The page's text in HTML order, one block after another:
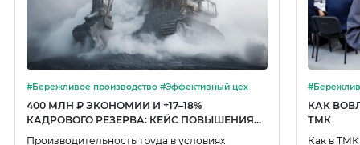
#Бережливое производство #Эффективный цех
400 МЛН ₽ ЭКОНОМИИ И +17–18%
КАДРОВОГО РЕЗЕРВА: КЕЙС ПОВЫШЕНИЯ
ПРОИЗВОДИТЕЛЬНОСТИ
Производительность труда в условиях
#Бережливое
КАК
ТМК
Как в